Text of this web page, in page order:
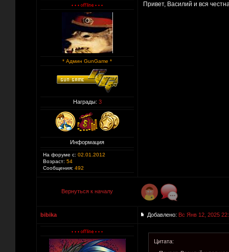
* Админ GunGame *
Награды: 3
Информация
На форуме с: 02.01.2012
Возраст: 54
Сообщения: 492
Привет, Василий и вся
Вернуться к началу
bibika Добавлено: Вс Янв 12, 2025
Цитата: